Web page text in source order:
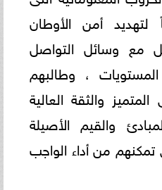
أمن الأوطان
مع وسائل التواصل
، وطالبهم
والثقة العالية
والقيم الأصيلة
تمكنهم من أداء الواجب